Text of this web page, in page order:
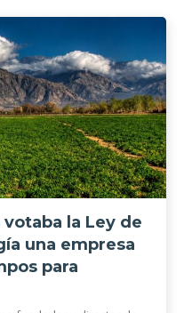
la Ley de
una empresa
para